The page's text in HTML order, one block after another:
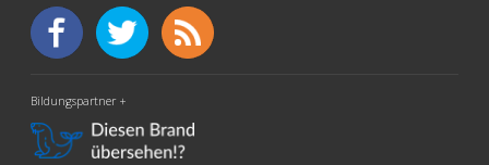
Bildungspartner +